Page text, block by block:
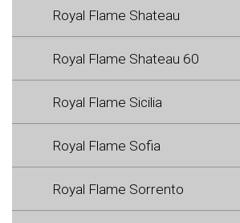
Royal Flame Shateau
Royal Flame Shateau 60
Royal Flame Sicilia
Royal Flame Sofia
Royal Flame Sorrento